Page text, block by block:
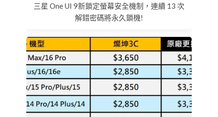
三星 One UI 9新鎖定螢幕安全機制，連續 13 次
解錯密碼將永久鎖機!